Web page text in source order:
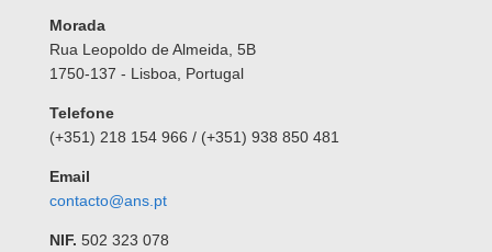
Morada
Rua Leopoldo de Almeida, 5B
1750-137 - Lisboa, Portugal
Telefone
(+351) 218 154 966 / (+351) 938 850 481
Email
contacto@ans.pt
NIF. 502 323 078